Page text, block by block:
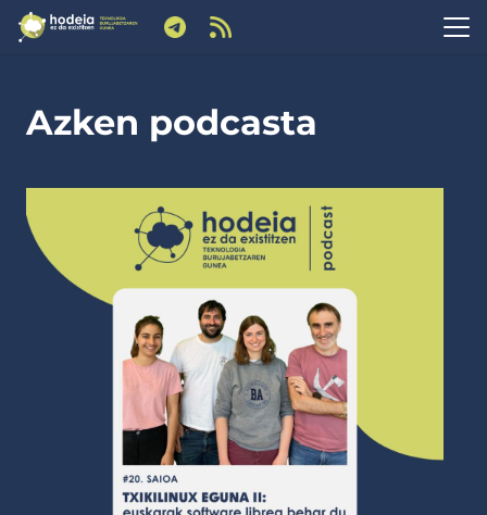
Azken podcasta